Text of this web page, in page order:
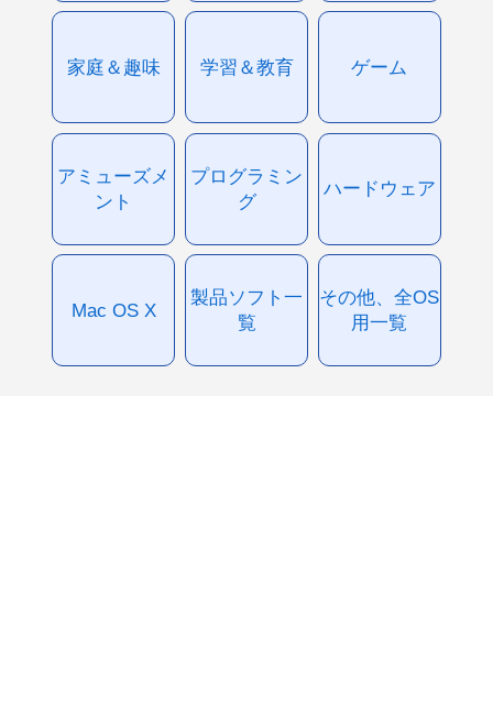
家庭＆趣味 学習＆教育 ゲーム
アミューズメ
ント
プログラミン
グ
ハードウェア
Mac OS X
製品ソフト一
覧
その他、全OS
用一覧